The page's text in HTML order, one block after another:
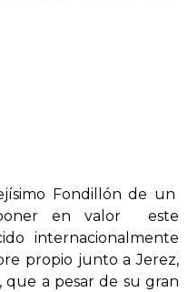
Fondillón de un
en valor
este
internacionalmente
propio junto a Jerez,
que a pesar de su gran